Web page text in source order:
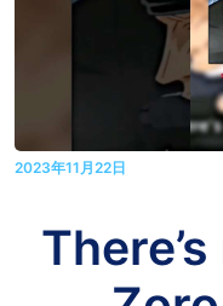
2023年11月22日